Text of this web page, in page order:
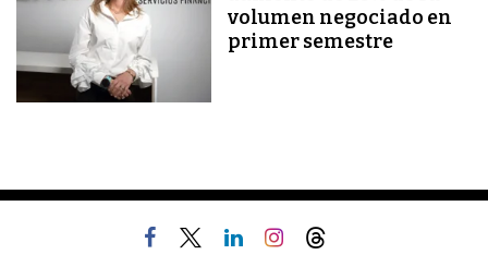
volumen negociado en
primer semestre